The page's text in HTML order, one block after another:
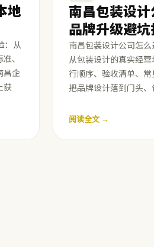
地
：从
、
昌企
获
南昌包装设
品牌升级避
南昌包装设计公司怎么
从包装设计的真实经
行顺序、验收清单、
把品牌设计落到门头、
阅读全文 →